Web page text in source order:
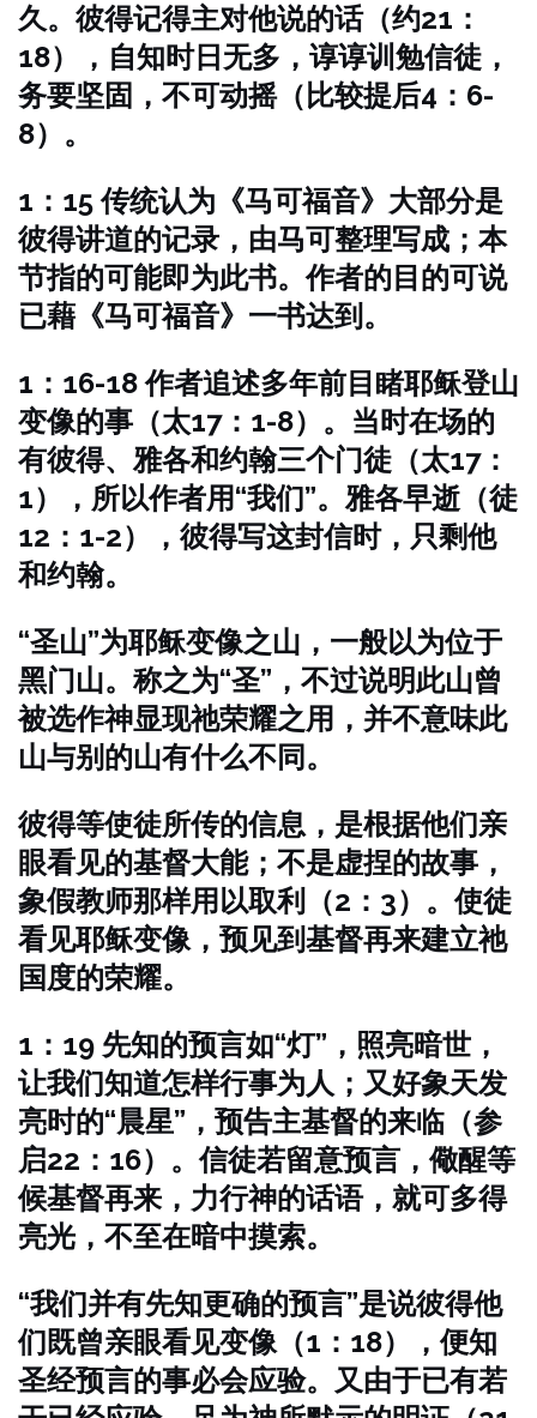
久。彼得记得主对他说的话（约21：
18），自知时日无多，谆谆训勉信徒，
务要坚固，不可动摇（比较提后4：6-
8）。
1：15 传统认为《马可福音》大部分是
彼得讲道的记录，由马可整理写成；本
节指的可能即为此书。作者的目的可说
已藉《马可福音》一书达到。
1：16-18 作者追述多年前目睹耶稣登山
变像的事（太17：1-8）。当时在场的
有彼得、雅各和约翰三个门徒（太17：
1），所以作者用“我们”。雅各早逝（徒
12：1-2），彼得写这封信时，只剩他
和约翰。
“圣山”为耶稣变像之山，一般以为位于
黑门山。称之为“圣”，不过说明此山曾
被选作神显现祂荣耀之用，并不意味此
山与别的山有什么不同。
彼得等使徒所传的信息，是根据他们亲
眼看见的基督大能；不是虚捏的故事，
象假教师那样用以取利（2：3）。使徒
看见耶稣变像，预见到基督再来建立祂
国度的荣耀。
1：19 先知的预言如“灯”，照亮暗世，
让我们知道怎样行事为人；又好象天发
亮时的“晨星”，预告主基督的来临（参
启22：16）。信徒若留意预言，儆醒等
候基督再来，力行神的话语，就可多得
亮光，不至在暗中摸索。
“我们并有先知更确的预言”是说彼得他
们既曾亲眼看见变像（1：18），便知
圣经预言的事必会应验。又由于已有若